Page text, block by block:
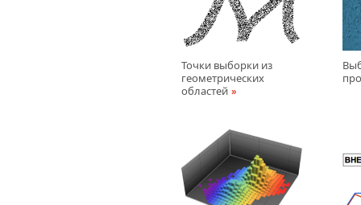
Точки выборки из
геометрических
областей